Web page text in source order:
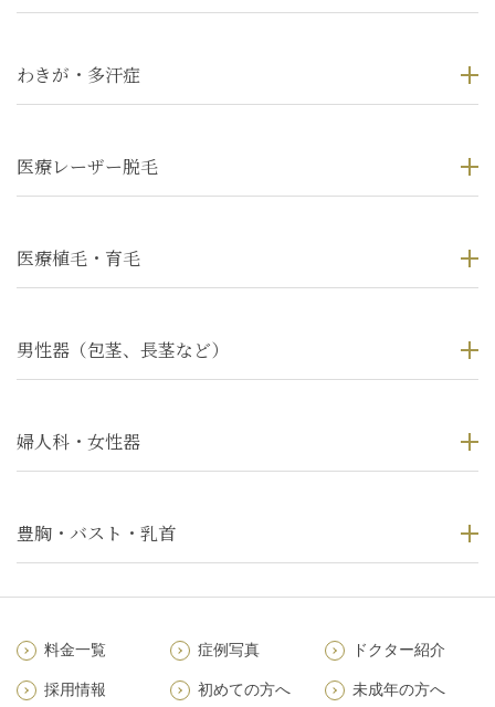
わきが・多汗症
医療レーザー脱毛
医療植毛・育毛
男性器（包茎、長茎など）
婦人科・女性器
豊胸・バスト・乳首
料金一覧 症例写真 ドクター紹介
採用情報 初めての方へ 未成年の方へ